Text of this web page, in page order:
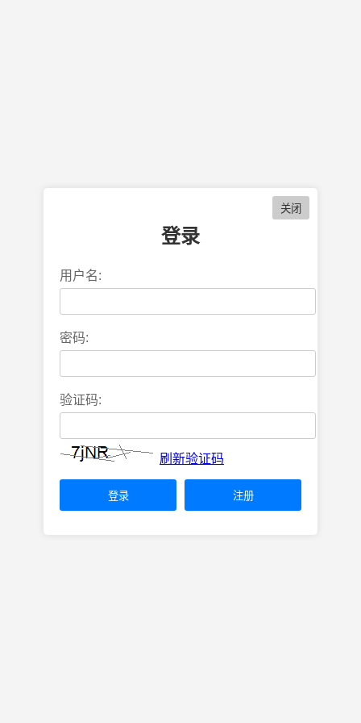
登录
用户名:
密码:
验证码:
刷新验证码